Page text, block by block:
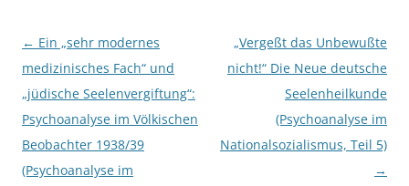
Beitragsnavigation
← Ein „sehr modernes
medizinisches Fach“ und
„jüdische Seelenvergiftung“:
Psychoanalyse im Völkischen
Beobachter 1938/39
(Psychoanalyse im
„Vergeßt das Unbewußte
nicht!“ Die Neue deutsche
Seelenheilkunde
(Psychoanalyse im
Nationalsozialismus, Teil 5)
→